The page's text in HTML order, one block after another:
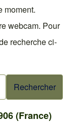
moment.
webcam. Pour
recherche ci-
(France)